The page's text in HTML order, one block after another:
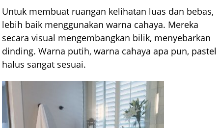
Untuk membuat ruangan kelihatan luas dan bebas,
lebih baik menggunakan warna cahaya. Mereka
secara visual mengembangkan bilik, menyebarkan
dinding. Warna putih, warna cahaya apa pun, pastel
halus sangat sesuai.